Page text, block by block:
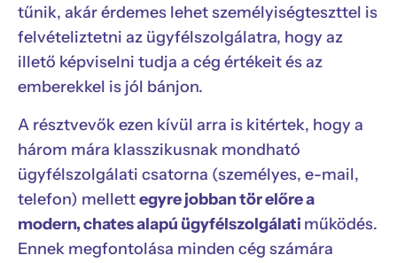
tűnik, akár érdemes lehet személyiségteszttel is
felvételiztetni az ügyfélszolgálatra, hogy az
illető képviselni tudja a cég értékeit és az
emberekkel is jól bánjon.
A résztvevők ezen kívül arra is kitértek, hogy a
három mára klasszikusnak mondható
ügyfélszolgálati csatorna (személyes, e-mail,
telefon) mellettegyre jobban tör előre a
modern, chates alapú ügyfélszolgálati működés.
Ennek megfontolása minden cég számára